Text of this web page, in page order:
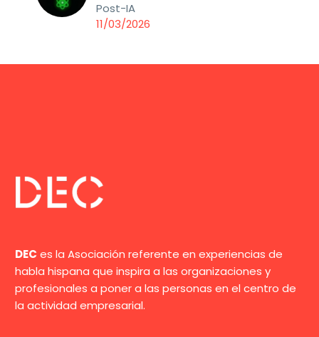
Post-IA
11/03/2026
DEC es la Asociación referente en experiencias de
habla hispana que inspira a las organizaciones y
profesionales a poner a las personas en el centro de
la actividad empresarial.